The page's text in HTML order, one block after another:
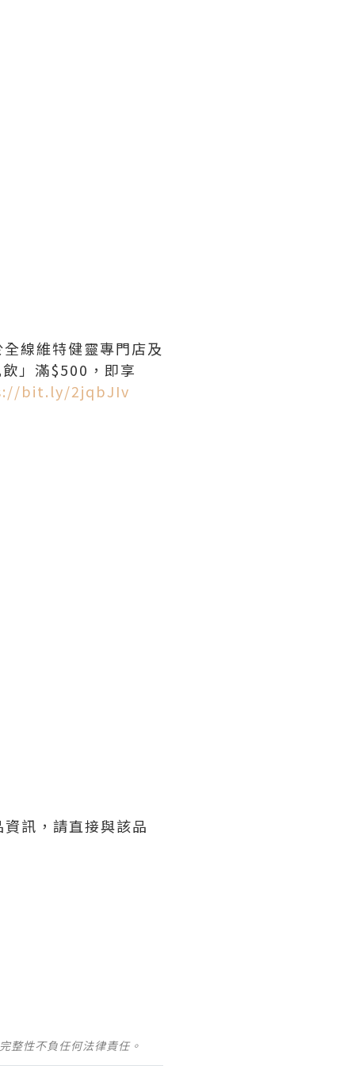
線維特健靈專門店及
」滿$500，即享
bit.ly/2jqbJIv
訊，請直接與該品
整性不負任何法律責任。